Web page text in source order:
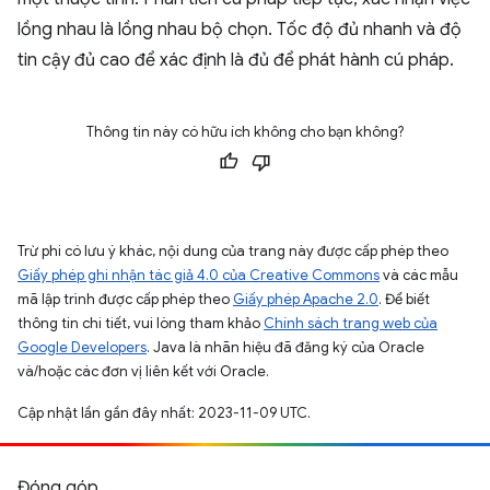
lồng nhau là lồng nhau bộ chọn. Tốc độ đủ nhanh và độ
tin cậy đủ cao để xác định là đủ để phát hành cú pháp.
Thông tin này có hữu ích không cho bạn không?
Trừ phi có lưu ý khác, nội dung của trang này được cấp phép theo
Giấy phép ghi nhận tác giả 4.0 của Creative Commonsvà các mẫu
mã lập trình được cấp phép theo Giấy phép Apache 2.0. Để biết
thông tin chi tiết, vui lòng tham khảo Chính sách trang web của
Google Developers. Java là nhãn hiệu đã đăng ký của Oracle
và/hoặc các đơn vị liên kết với Oracle.
Cập nhật lần gần đây nhất: 2023-11-09 UTC.